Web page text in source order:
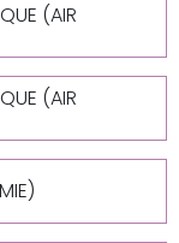
(AIR
(AIR